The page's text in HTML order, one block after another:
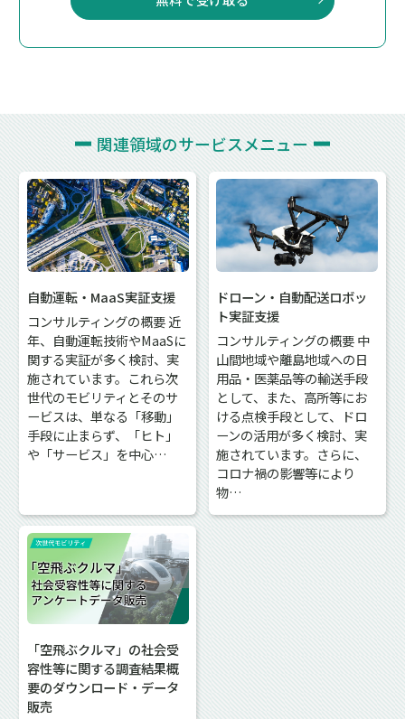
関連領域のサービスメニュー
自動運転・MaaS実証支援
コンサルティングの概要 近
年、自動運転技術やMaaSに
関する実証が多く検討、実
施されています。これら次
世代のモビリティとそのサ
ービスは、単なる「移動」
手段に止まらず、「ヒト」
や「サービス」を中心…
ドローン・自動配送ロボッ
ト実証支援
コンサルティングの概要 中
山間地域や離島地域への日
用品・医薬品等の輸送手段
として、また、高所等にお
ける点検手段として、ドロ
ーンの活用が多く検討、実
施されています。さらに、
コロナ禍の影響等により
物…
「空飛ぶクルマ」の社会受
容性等に関する調査結果概
要のダウンロード・データ
販売